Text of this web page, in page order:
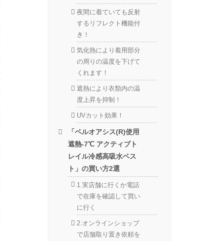
夜間に着ていても反射
するリフレクト機能付
き！
気化熱により着用部分
の周りの温度を下げて
くれます！
遮熱により衣類内の温
度上昇を抑制！
UVカット効果！
「ベルオアシス(R)使用
遮熱-7℃ アクティブト
レイル冷感高吸水ベス
ト」の買い方2選
1.実店舗に行くか電話
で在庫を確認して買い
に行く
2.オンラインショップ
で店舗取り置き依頼を